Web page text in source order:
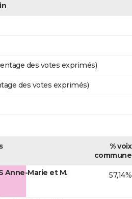
des votes exprimés)
des votes exprimés)
% voix
commune
Anne-Marie et M.
57,14%